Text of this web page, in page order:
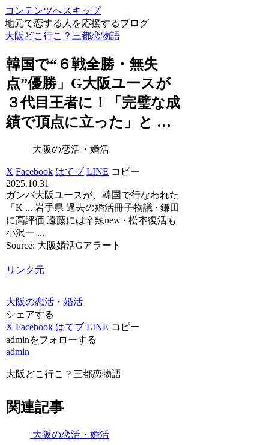
コンテンツへスキップ
地元で恋する人を応援するブログ
大阪どこ行こ？三都恋物語
韓国で“６戦全勝・無失
点”優勝」G大阪ユースが
３代目王者に！「完璧な成
績で頂点に立った」と …
大阪の恋活・婚活
X Facebook はてブ LINE コピー
2025.10.31
ガンバ大阪ユースが、韓国で行なわれた
「K ... 岩手県 過去の婚活冊子物議 · 鎌田
に高評価 遠藤には辛辣new · 松本復活も
小沢一 ...
Source: 大阪婚活Gアラート
リンク元
大阪の恋活・婚活
シェアする
X Facebook はてブ LINE コピー
adminをフォローする
admin
大阪どこ行こ？三都恋物語
関連記事
大阪の恋活・婚活